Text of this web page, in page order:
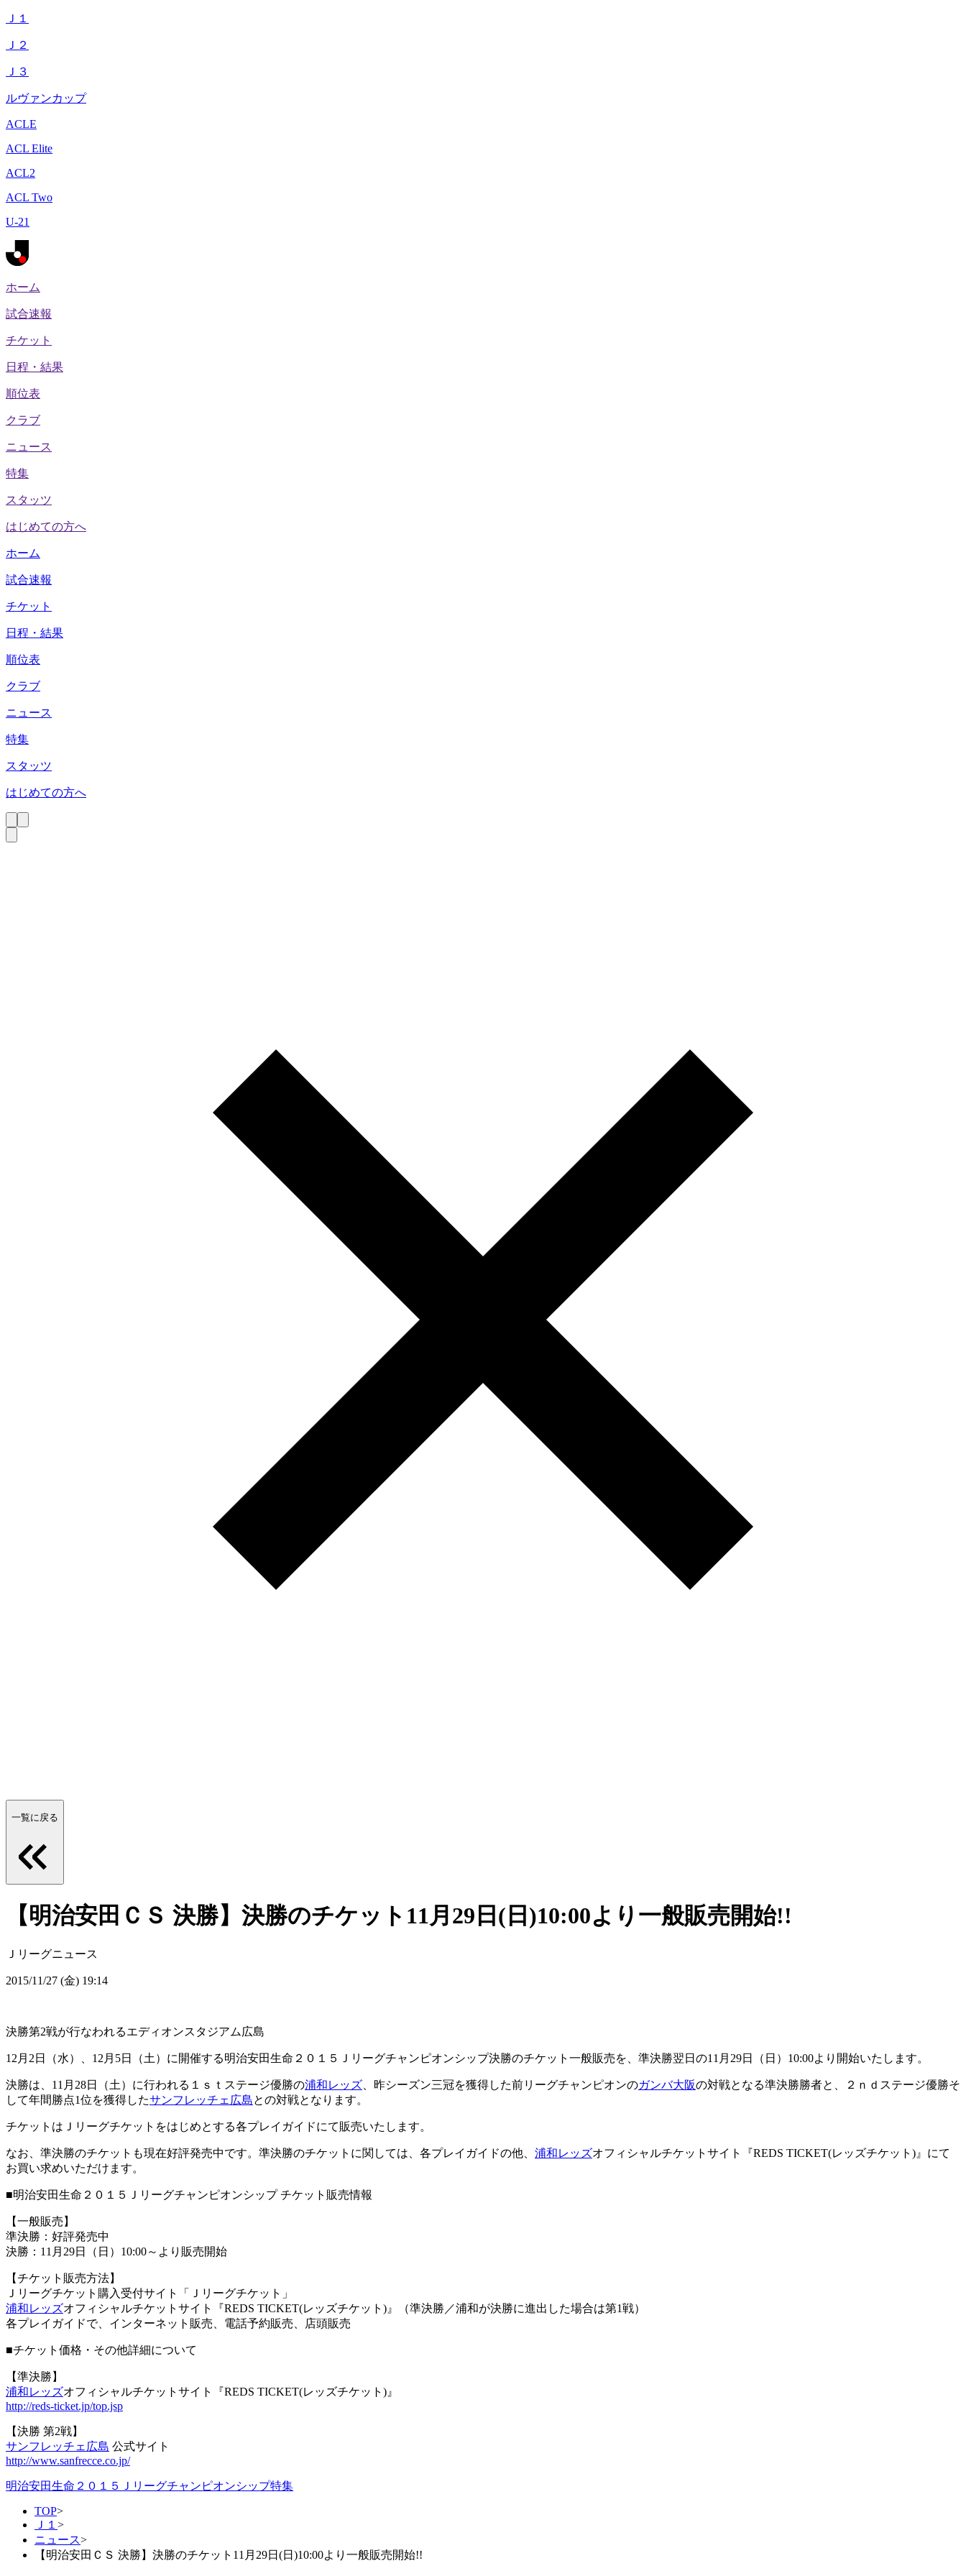
Ｊ１
Ｊ２
Ｊ３
ルヴァンカップ
ACLE
ACL Elite
ACL2
ACL Two
U-21
ホーム
試合速報
チケット
日程・結果
順位表
クラブ
ニュース
特集
スタッツ
はじめての方へ
ホーム
試合速報
チケット
日程・結果
順位表
クラブ
ニュース
特集
スタッツ
はじめての方へ
一覧に戻る
【明治安田ＣＳ 決勝】決勝のチケット11月29日(日)10:00より一般販売開始!!
Ｊリーグニュース
2015/11/27 (金) 19:14
決勝第2戦が行なわれるエディオンスタジアム広島
12月2日（水）、12月5日（土）に開催する明治安田生命２０１５Ｊリーグチャンピオンシップ決勝のチケット一般販売を、準決勝翌日の11月29日（日）10:00より開始いたします。
決勝は、11月28日（土）に行われる１ｓｔステージ優勝の浦和レッズ 、昨シーズン三冠を獲得した前リーグチャンピオンのガンバ大阪の対戦となる準決勝勝者と、２ｎｄステージ優勝そ
して年間勝点1位を獲得したサンフレッチェ広島との対戦となります。
チケットはＪリーグチケットをはじめとする各プレイガイドにて販売いたします。
なお、準決勝のチケットも現在好評発売中です。準決勝のチケットに関しては、各プレイガイドの他、 浦和レッズオフィシャルチケットサイト『REDS TICKET(レッズチケット)』にて
お買い求めいただけます。
■明治安田生命２０１５Ｊリーグチャンピオンシップ チケット販売情報
【一般販売】
準決勝：好評発売中
決勝：11月29日（日）10:00～より販売開始
【チケット販売方法】
Ｊリーグチケット購入受付サイト「Ｊリーグチケット」
浦和レッズオフィシャルチケットサイト『REDS TICKET(レッズチケット)』（準決勝／浦和が決勝に進出した場合は第1戦）
各プレイガイドで、インターネット販売、電話予約販売、店頭販売
■チケット価格・その他詳細について
【準決勝】
浦和レッズオフィシャルチケットサイト『REDS TICKET(レッズチケット)』
http://reds-ticket.jp/top.jsp
【決勝 第2戦】
サンフレッチェ広島 公式サイト
http://www.sanfrecce.co.jp/
明治安田生命２０１５Ｊリーグチャンピオンシップ特集
TOP>
Ｊ１ >
ニュース>
【明治安田ＣＳ 決勝】決勝のチケット11月29日(日)10:00より一般販売開始!!